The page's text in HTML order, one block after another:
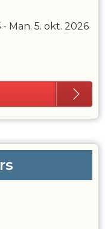
- Man. 5. okt. 2026